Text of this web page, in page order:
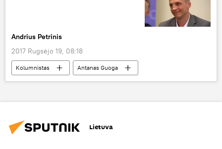
diplomatinė nota
Andrius Petrinis
2017 Rugsėjo 19, 08:18
Kolumnistas
Antanas Guoga
Tomas Pačėnas
krepšinis
Lietuva